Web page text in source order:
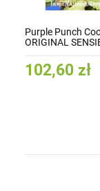
Purple Punch
ORIGINAL
102,60 zł